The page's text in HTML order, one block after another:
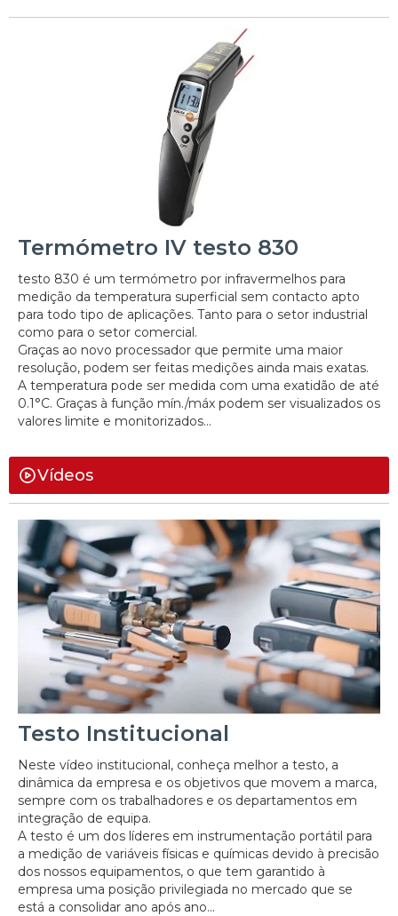
Termómetro IV testo 830
testo 830 é um termómetro por infravermelhos para
medição da temperatura superficial sem contacto apto
para todo tipo de aplicações. Tanto para o setor industrial
como para o setor comercial.
Graças ao novo processador que permite uma maior
resolução, podem ser feitas medições ainda mais exatas.
A temperatura pode ser medida com uma exatidão de até
0.1°C. Graças à função mín./máx podem ser visualizados os
valores limite e monitorizados...
Vídeos
Testo Institucional
Neste vídeo institucional, conheça melhor a testo, a
dinâmica da empresa e os objetivos que movem a marca,
sempre com os trabalhadores e os departamentos em
integração de equipa.
A testo é um dos líderes em instrumentação portátil para
a medição de variáveis físicas e químicas devido à precisão
dos nossos equipamentos, o que tem garantido à
empresa uma posição privilegiada no mercado que se
está a consolidar ano após ano...